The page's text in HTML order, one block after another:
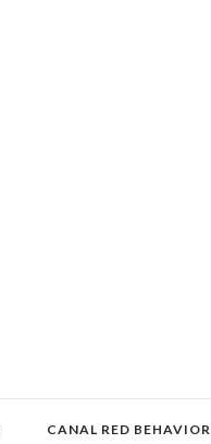
CANAL RED BEHAVIOR